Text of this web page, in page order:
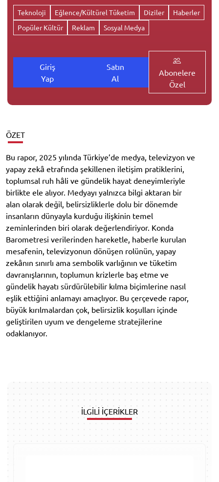
Teknoloji Eğlence/Kültürel Tüketim Diziler
Haberler
Popüler Kültür
Reklam Sosyal Medya
Giriş
Yap
Satın
Al
Abonelere
Özel
ÖZET
Bu rapor, 2025 yılında Türkiye’de medya, televizyon ve
yapay zekâ etrafında şekillenen iletişim pratiklerini,
toplumsal ruh hâli ve gündelik hayat deneyimleriyle
birlikte ele alıyor. Medyayı yalnızca bilgi aktaran bir
alan olarak değil, belirsizliklerle dolu bir dönemde
insanların dünyayla kurduğu ilişkinin temel
zeminlerinden biri olarak değerlendiriyor. Konda
Barometresi verilerinden hareketle, haberle kurulan
mesafenin, televizyonun dönüşen rolünün, yapay
zekânın sınırlı ama sembolik varlığının ve tüketim
davranışlarının, toplumun krizlerle baş etme ve
gündelik hayatı sürdürülebilir kılma biçimlerine nasıl
eşlik ettiğini anlamayı amaçlıyor. Bu çerçevede rapor,
büyük kırılmalardan çok, belirsizlik koşulları içinde
geliştirilen uyum ve dengeleme stratejilerine
odaklanıyor.
İLGİLİ İÇERİKLER